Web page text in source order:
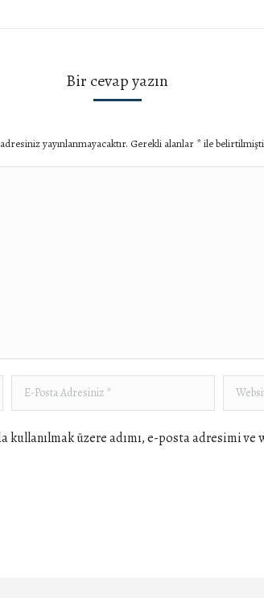
Bir cevap yazın
yayınlanmayacaktır. Gerekli alanlar *ile
E-Posta Adresiniz *
kullanılmak üzere adımı, e-posta adresimi ve